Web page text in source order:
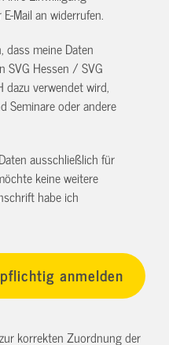
Mail anwiderrufen.
dass meine Daten
SVG Hessen / SVG
dazu verwendet wird,
Seminare oder andere
ausschließlich für
keine weitere
habe ich
korrekten Zuordnung der